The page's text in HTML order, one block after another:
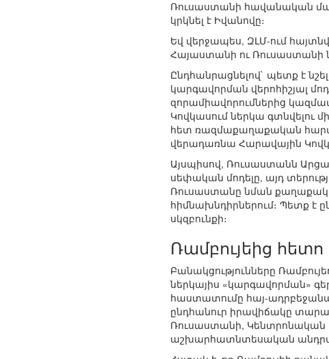
Ռուսաստանի հավանական
կրկնել է Իվանովը։
Եվ վերջապես, ԶԼՄ-ում
Հայաստանի ու Ռուսաստանի
Ընդհանրացնելով` պետք է
կարգավորման վերոհիշյալ
զորամիավորումներից
Կովկասում ներկա գտնվելու
հետ ռազմաքաղաքական
վերադառնա Հարավային
Այսպիսով, Ռուսաստանն
սեփական մոդելը, այդ
Ռուսաստանը նման
հիմնախնդիրներում։ Պետք է
սկզբունքի։
Ռամբույեից հետո
Բանակցությունները
ներկայիս «կարգավորման»
հաստատումը հայ-
ընդհանուր իրավիճակը
Ռուսաստանի, Կենտրոնական
աշխարհատնտեսական